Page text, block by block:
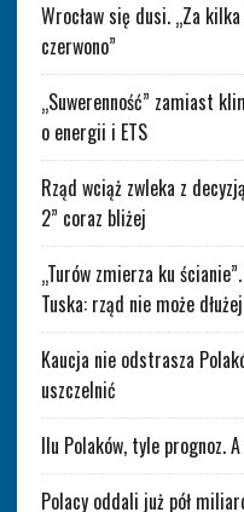
Wrocław się dusi. „Za
czerwono”
„Suwerenność” zamiast
o energii i ETS
Rząd wciąż zwleka z
2” coraz bliżej
„Turów zmierza ku
Tuska: rząd nie może
Kaucja nie odstrasza
uszczelnić
Ilu Polaków, tyle prognoz.
Polacy oddali już pół